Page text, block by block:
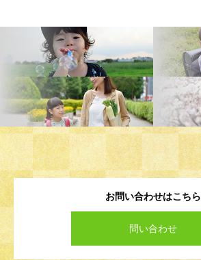
お問い合わせはこちら
問い合わせ